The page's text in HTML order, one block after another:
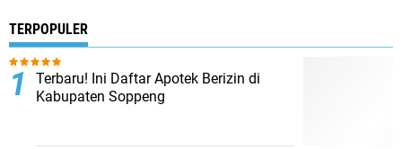
TERPOPULER
Terbaru! Ini Daftar Apotek Berizin di
Kabupaten Soppeng